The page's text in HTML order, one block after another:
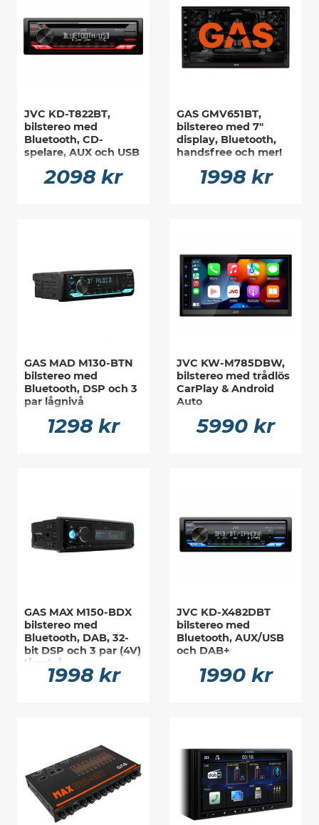
JVC KD-T822BT,
bilstereo med
Bluetooth, CD-
spelare, AUX och USB
2098 kr
GAS GMV651BT,
bilstereo med 7"
display, Bluetooth,
handsfree och mer!
1998 kr
GAS MAD M130-BTN
bilstereo med
Bluetooth, DSP och 3
par lågnivå
1298 kr
JVC KW-M785DBW,
bilstereo med trådlös
CarPlay & Android
Auto
5990 kr
GAS MAX M150-BDX
bilstereo med
Bluetooth, DAB, 32-
bit DSP och 3 par (4V)
lågnivå1998 kr
JVC KD-X482DBT
bilstereo med
Bluetooth, AUX/USB
och DAB+
1990 kr